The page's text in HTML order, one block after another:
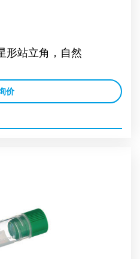
形站立角，自然
价